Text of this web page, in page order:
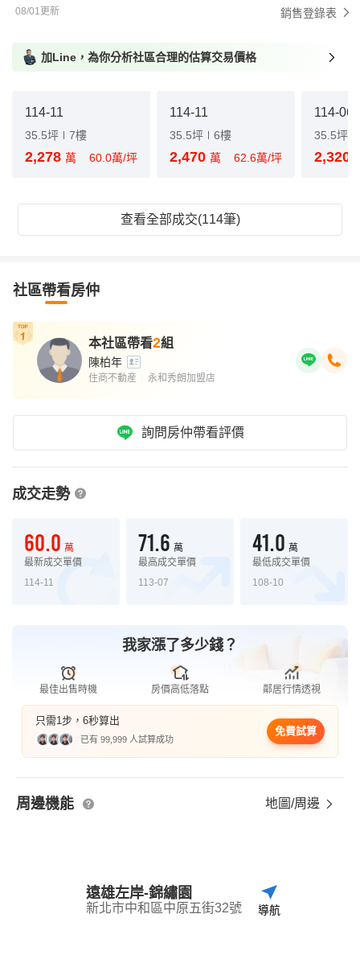
08/01更新 銷售登錄表
加Line，為你分析社區合理的估算交易價格
114-11
35.5坪 7樓
2,278 萬 60.0萬/坪
114-11
35.5坪 6樓
2,470 萬 62.6萬/坪
114-06
35.5坪
2,320
查看全部成交(114筆)
社區帶看房仲
本社區帶看2組
陳柏年
住商不動産 永和秀朗加盟店
詢問房仲帶看評價
成交走勢
60.0 萬
最新成交單價
114-11
71.6 萬
最高成交單價
113-07
41.0 萬
最低成交單價
108-10
我家漲了多少錢？
最佳出售時機 房價高低落點 鄰居行情透視
只需1步，6秒算出
已有 99,999 人試算成功
免費試算
周邊機能 地圖/周邊
遠雄左岸-錦繡園
新北市中和區中原五街32號 導航